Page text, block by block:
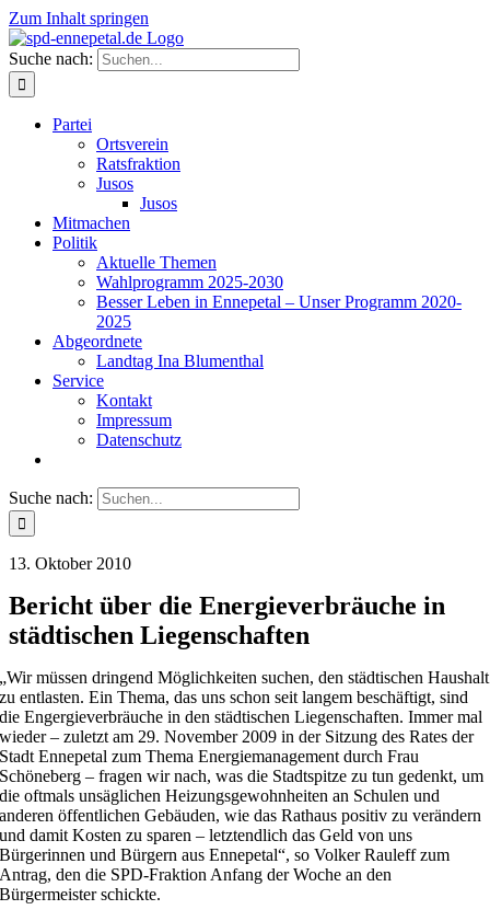
Zum Inhalt springen
Suche nach:
Partei
Ortsverein
Ratsfraktion
Jusos
Jusos
Mitmachen
Politik
Aktuelle Themen
Wahlprogramm 2025-2030
Besser Leben in Ennepetal – Unser Programm 2020-
2025
Abgeordnete
Landtag Ina Blumenthal
Service
Kontakt
Impressum
Datenschutz
Suche nach:
13. Oktober 2010
Bericht über die Energieverbräuche in
städtischen Liegenschaften
„Wir müssen dringend Möglichkeiten suchen, den städtischen Haushalt
zu entlasten. Ein Thema, das uns schon seit langem beschäftigt, sind
die Engergieverbräuche in den städtischen Liegenschaften. Immer mal
wieder – zuletzt am 29. November 2009 in der Sitzung des Rates der
Stadt Ennepetal zum Thema Energiemanagement durch Frau
Schöneberg – fragen wir nach, was die Stadtspitze zu tun gedenkt, um
die oftmals unsäglichen Heizungsgewohnheiten an Schulen und
anderen öffentlichen Gebäuden, wie das Rathaus positiv zu verändern
und damit Kosten zu sparen – letztendlich das Geld von uns
Bürgerinnen und Bürgern aus Ennepetal“, so Volker Rauleff zum
Antrag, den die SPD-Fraktion Anfang der Woche an den
Bürgermeister schickte.